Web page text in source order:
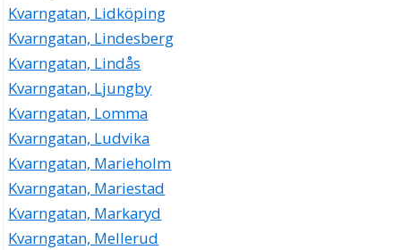
Kvarngatan, Lidköping
Kvarngatan, Lindesberg
Kvarngatan, Lindås
Kvarngatan, Ljungby
Kvarngatan, Lomma
Kvarngatan, Ludvika
Kvarngatan, Marieholm
Kvarngatan, Mariestad
Kvarngatan, Markaryd
Kvarngatan, Mellerud